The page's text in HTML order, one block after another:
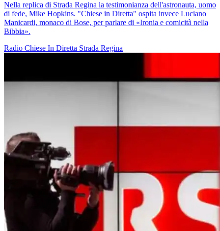
Nella replica di Strada Regina la testimonianza dell'astronauta, uomo
di fede, Mike Hopkins. "Chiese in Diretta" ospita invece Luciano
Manicardi, monaco di Bose, per parlare di «Ironia e comicità nella
Bibbia».
Radio Chiese In Diretta Strada Regina